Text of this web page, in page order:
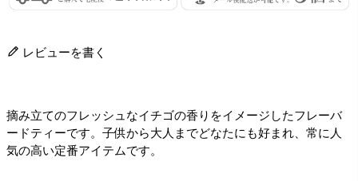
レビューを書く
摘み立てのフレッシュなイチゴの香りをイメージしたフレーバ
ードティーです。子供から大人までどなたにも好まれ、常に人
気の高い定番アイテムです。